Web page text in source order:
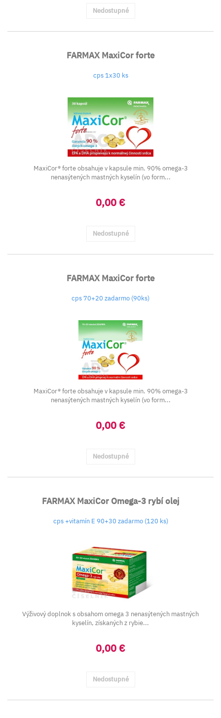
Nedostupné
FARMAX MaxiCor forte
cps 1x30 ks
MaxiCor® forte obsahuje v kapsule min. 90% omega-3
nenasýtených mastných kyselín (vo form...
0,00 €
Nedostupné
FARMAX MaxiCor forte
cps 70+20 zadarmo (90ks)
MaxiCor® forte obsahuje v kapsule min. 90% omega-3
nenasýtených mastných kyselín (vo form...
0,00 €
Nedostupné
FARMAX MaxiCor Omega-3 rybí olej
cps +vitamín E 90+30 zadarmo (120 ks)
Výživový doplnok s obsahom omega 3 nenasýtených mastných
kyselín, získaných z rybie...
0,00 €
Nedostupné